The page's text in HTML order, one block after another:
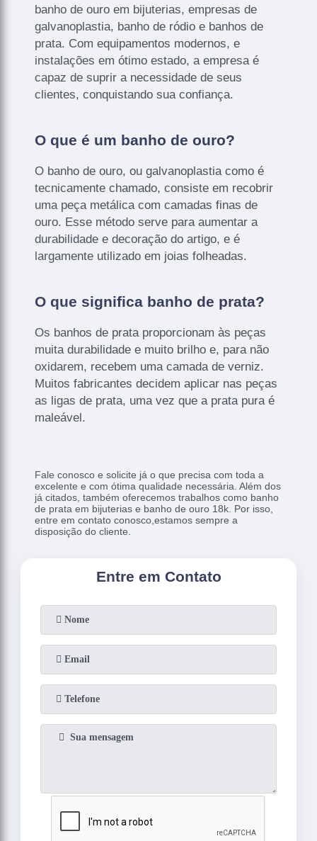
banho de ouro em bijuterias, empresas de
galvanoplastia, banho de ródio e banhos de
prata. Com equipamentos modernos, e
instalações em ótimo estado, a empresa é
capaz de suprir a necessidade de seus
clientes, conquistando sua confiança.
O que é um banho de ouro?
O banho de ouro, ou galvanoplastia como é
tecnicamente chamado, consiste em recobrir
uma peça metálica com camadas finas de
ouro. Esse método serve para aumentar a
durabilidade e decoração do artigo, e é
largamente utilizado em joias folheadas.
O que significa banho de prata?
Os banhos de prata proporcionam às peças
muita durabilidade e muito brilho e, para não
oxidarem, recebem uma camada de verniz.
Muitos fabricantes decidem aplicar nas peças
as ligas de prata, uma vez que a prata pura é
maleável.
Fale conosco e solicite já o que precisa com toda a
excelente e com ótima qualidade necessária. Além dos
já citados, também oferecemos trabalhos como banho
de prata em bijuterias e banho de ouro 18k. Por isso,
entre em contato conosco,estamos sempre a
disposição do cliente.
Entre em Contato